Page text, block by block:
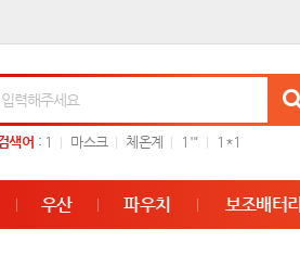
색어 : 1 마스크 체온계 1'" 1*1
우산 파우치 보조배터리